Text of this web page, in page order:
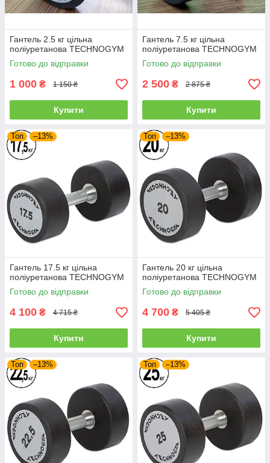
Гантель 2.5 кг цільна
поліуретанова TECHNOGYM
Готово до відправки
1 000 ₴ 1 150 ₴
Купити
Гантель 7.5 кг цільна
поліуретанова TECHNOGYM
Готово до відправки
2 500 ₴ 2 875 ₴
Купити
Топ –13%
Гантель 17.5 кг цільна
поліуретанова TECHNOGYM
Готово до відправки
4 100 ₴ 4 715 ₴
Купити
Топ –13%
Гантель 20 кг цільна
поліуретанова TECHNOGYM
Готово до відправки
4 700 ₴ 5 405 ₴
Купити
Топ –13% Топ –13%